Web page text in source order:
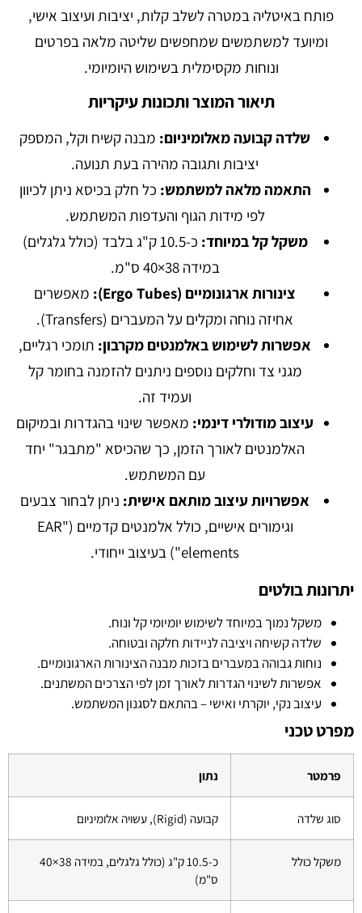
פותח באיטליה במטרה לשלב קלות, יציבות ועיצוב אישי,
ומיועד למשתמשים שמחפשים שליטה מלאה בפרטים
ונוחות מקסימלית בשימוש היומיומי.
תיאור המוצר ותכונות עיקריות
שלדה קבועה מאלומיניום: מבנה קשיח וקל, המספק
יציבות ותגובה מהירה בעת תנועה.
התאמה מלאה למשתמש: כל חלק בכיסא ניתן לכיוון
לפי מידות הגוף והעדפות המשתמש.
משקל קל במיוחד:
כ-10.5 ק"ג בלבד (כולל גלגלים)
במידה 38×40 ס"מ.
צינורות ארגונומיים (Ergo Tubes):
מאפשרים
אחיזה נוחה ומקלים על המעברים (Transfers).
אפשרות לשימוש באלמנטים מקרבון: תומכי רגליים,
מגני צד וחלקים נוספים ניתנים להזמנה בחומר קל
ועמיד זה.
עיצוב מודולרי דינמי: מאפשר שינוי בהגדרות ובמיקום
האלמנטים לאורך הזמן, כך שהכיסא "מתבגר" יחד
עם המשתמש.
אפשרויות עיצוב מותאם אישית: ניתן לבחור צבעים
וגימורים אישיים, כולל אלמנטים קדמיים ("EAR
elements") בעיצוב ייחודי.
יתרונות בולטים
משקל נמוך במיוחד לשימוש יומיומי קל ונוח.
שלדה קשיחה ויציבה לניידות חלקה ובטוחה.
נוחות גבוהה במעברים בזכות מבנה הצינורות הארגונומיים.
אפשרות לשינוי הגדרות לאורך זמן לפי הצרכים המשתנים.
עיצוב נקי, יוקרתי ואישי – בהתאם לסגנון המשתמש.
מפרט טכני
פרמטר נתון
סוג שלדה קבועה (Rigid), עשויה אלומיניום
משקל כולל
כ-10.5 ק"ג (כולל גלגלים, במידה 38×40
ס"מ)